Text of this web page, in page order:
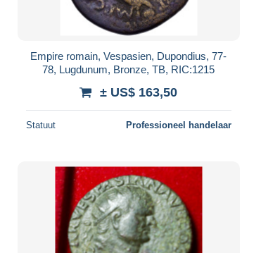
Empire romain, Vespasien, Dupondius, 77-
78, Lugdunum, Bronze, TB, RIC:1215
± US$ 163,50
Statuut Professioneel handelaar